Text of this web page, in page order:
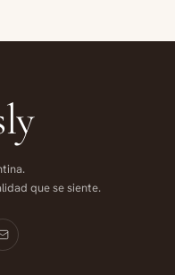
que se siente.